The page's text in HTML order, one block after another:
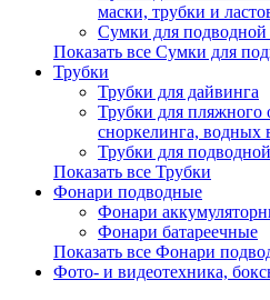
маски, трубки и
Сумки для подводной
Показать все Сумки для
Трубки
Трубки для дайвинга
Трубки для пляжного
сноркелинга, водных
Трубки для
Показать все Трубки
Фонари подводные
Фонари
Фонари батареечные
Показать все Фонари
Фото- и видеотехника,